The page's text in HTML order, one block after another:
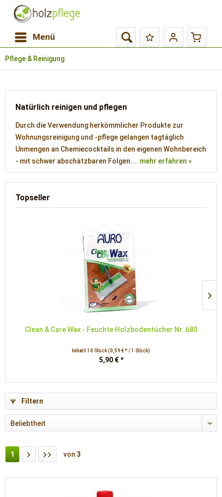
Menü
Pflege & Reinigung
Natürlich reinigen und pflegen
Durch die Verwendung herkömmlicher Produkte zur
Wohnungsreinigung und -pflege gelangen tagtäglich
Unmengen an Chemiecocktails in den eigenen Wohnbereich
- mit schwer abschätzbaren Folgen.... mehr erfahren »
Topseller
Clean & Care Wax - Feuchte Holzbodentücher Nr. 680
Inhalt 10 Stück(0,59 € * / 1 Stück)
5,90 € *
Filtern
1 von 3